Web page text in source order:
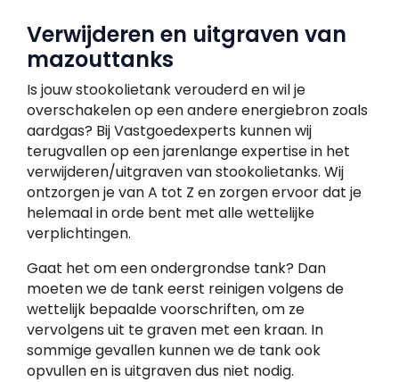
Verwijderen en uitgraven van
mazouttanks
Is jouw stookolietank verouderd en wil je
overschakelen op een andere energiebron zoals
aardgas? Bij Vastgoedexperts kunnen wij
terugvallen op een jarenlange expertise in het
verwijderen/uitgraven van stookolietanks. Wij
ontzorgen je van A tot Z en zorgen ervoor dat je
helemaal in orde bent met alle wettelijke
verplichtingen.
Gaat het om een ondergrondse tank? Dan
moeten we de tank eerst reinigen volgens de
wettelijk bepaalde voorschriften, om ze
vervolgens uit te graven met een kraan. In
sommige gevallen kunnen we de tank ook
opvullen en is uitgraven dus niet nodig.